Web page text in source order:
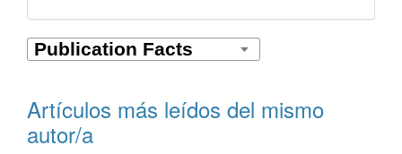
Artículos más leídos del mismo
autor/a